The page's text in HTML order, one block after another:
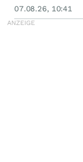
07.08.26, 10:41